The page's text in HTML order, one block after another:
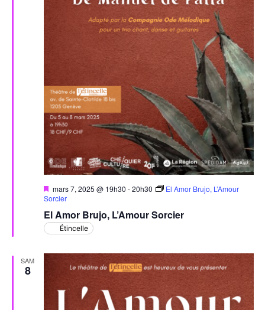
El Amor Brujo, L’Amour Sorcier
Mis
en
mars 7, 2025 @ 19h30 -20h30
El Amor Brujo, L’Amour
Sorcier
Étincelle
SAM
8